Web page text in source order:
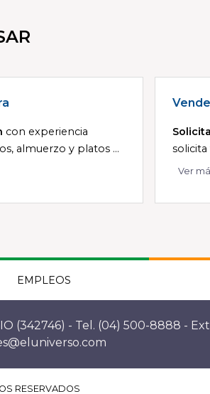
con experiencia
almuerzo y platos ...
solicita
Ver
EMPLEOS
(342746) - Tel. (04) 500-8888 -
RESERVADOS